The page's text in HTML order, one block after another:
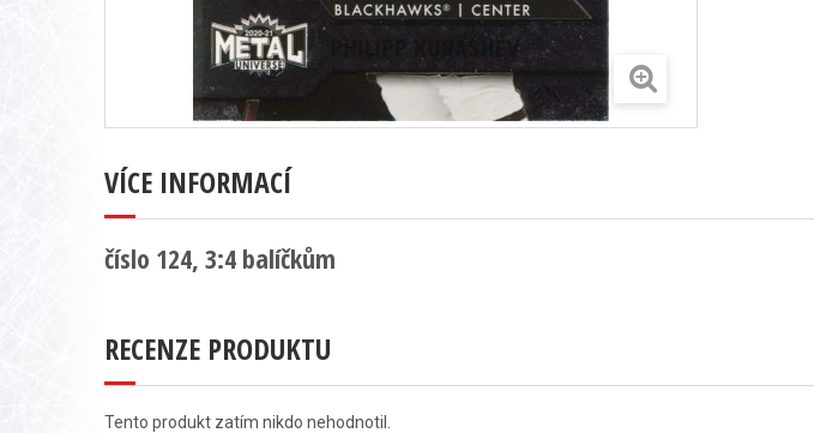
VÍCE INFORMACÍ
číslo 124, 3:4 balíčkům
RECENZE PRODUKTU
Tento produkt zatím nikdo nehodnotil.